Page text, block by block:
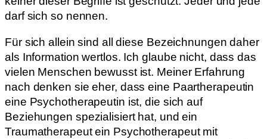
darf sich so nennen.
Für sich allein sind all diese Bezeichnungen daher
als Information wertlos. Ich glaube nicht, dass das
vielen Menschen bewusst ist. Meiner Erfahrung
nach denken sie eher, dass eine Paartherapeutin
eine Psychotherapeutin ist, die sich auf
Beziehungen spezialisiert hat, und ein
Traumatherapeut ein Psychotherapeut mit